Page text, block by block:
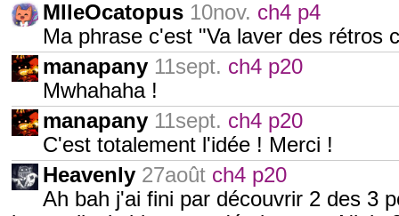
MlleOcatopus 10nov. ch4 p4
Ma phrase c'est "Va laver des rétros
manapany 11sept. ch4 p20
Mwhahaha !
manapany 11sept. ch4 p20
C'est totalement l'idée ! Merci !
Heavenly 27août ch4 p20
Ah bah j'ai fini par découvrir 2 des 3